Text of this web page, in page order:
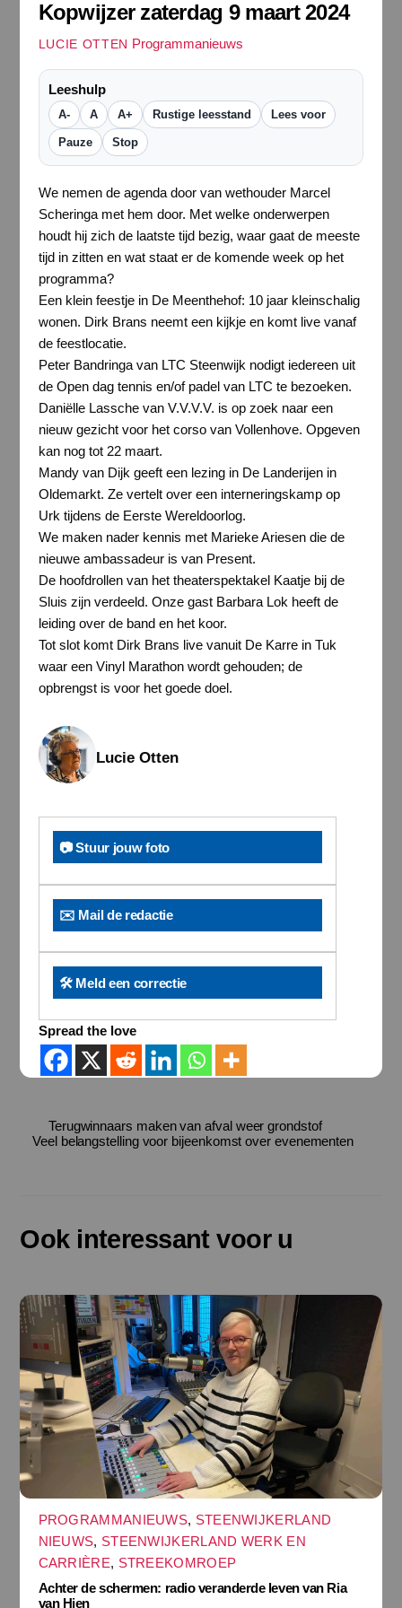
Kopwijzer zaterdag 9 maart 2024
LUCIE OTTEN Programmanieuws
Leeshulp
A- A A+ Rustige leesstand Lees voor
Pauze Stop
We nemen de agenda door van wethouder Marcel
Scheringa met hem door. Met welke onderwerpen
houdt hij zich de laatste tijd bezig, waar gaat de meeste
tijd in zitten en wat staat er de komende week op het
programma?
Een klein feestje in De Meenthehof: 10 jaar kleinschalig
wonen. Dirk Brans neemt een kijkje en komt live vanaf
de feestlocatie.
Peter Bandringa van LTC Steenwijk nodigt iedereen uit
de Open dag tennis en/of padel van LTC te bezoeken.
Daniëlle Lassche van V.V.V.V. is op zoek naar een
nieuw gezicht voor het corso van Vollenhove. Opgeven
kan nog tot 22 maart.
Mandy van Dijk geeft een lezing in De Landerijen in
Oldemarkt. Ze vertelt over een interneringskamp op
Urk tijdens de Eerste Wereldoorlog.
We maken nader kennis met Marieke Ariesen die de
nieuwe ambassadeur is van Present.
De hoofdrollen van het theaterspektakel Kaatje bij de
Sluis zijn verdeeld. Onze gast Barbara Lok heeft de
leiding over de band en het koor.
Tot slot komt Dirk Brans live vanuit De Karre in Tuk
waar een Vinyl Marathon wordt gehouden; de
opbrengst is voor het goede doel.
Lucie Otten
📷 Stuur jouw foto
✉️ Mail de redactie
🛠️ Meld een correctie
Spread the love
Terugwinnaars maken van afval weer grondstof
Veel belangstelling voor bijeenkomst over evenementen
Ook interessant voor u
PROGRAMMANIEUWS, STEENWIJKERLAND
NIEUWS, STEENWIJKERLAND WERK EN
CARRIÈRE, STREEKOMROEP
Achter de schermen: radio veranderde leven van Ria
van Hien